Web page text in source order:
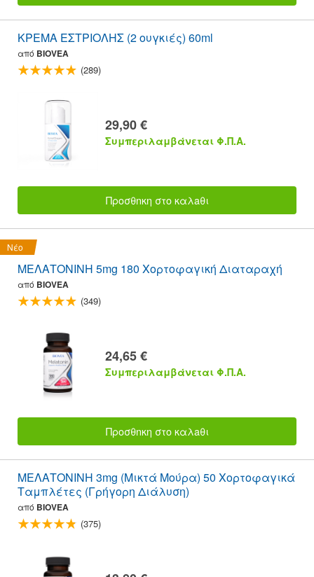
ΚΡΕΜΑ ΕΣΤΡΙΟΛΗΣ (2 ουγκιές) 60ml
από BIOVEA
(289)
29,90 €
Συμπεριλαμβάνεται Φ.Π.Α.
Προσθnκη στο καλaθι
Νέο
ΜΕΛΑΤΟΝΙΝΗ 5mg 180 Χορτοφαγική Διαταραχή
από BIOVEA
(349)
24,65 €
Συμπεριλαμβάνεται Φ.Π.Α.
Προσθnκη στο καλaθι
ΜΕΛΑΤΟΝΙΝΗ 3mg (Μικτά Μούρα) 50 Χορτοφαγικά
Ταμπλέτες (Γρήγορη Διάλυση)
από BIOVEA
(375)